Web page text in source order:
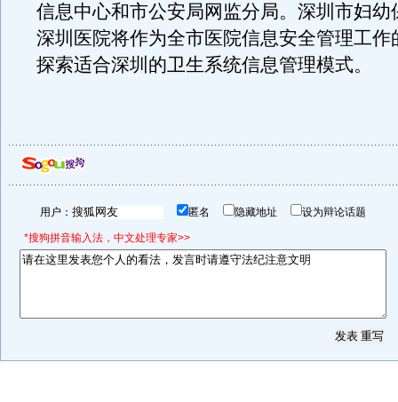
信息中心和市公安局网监分局。深圳市妇幼
深圳医院将作为全市医院信息安全管理工作
探索适合深圳的卫生系统信息管理模式。
用户： 匿名 隐藏地址 设为辩论话题
*搜狗拼音输入法，中文处理专家>>